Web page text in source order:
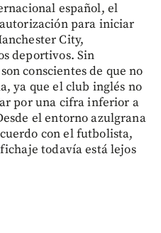
español, el
para iniciar
City,
deportivos. Sin
conscientes de que no
ya que el club inglés no
por una cifra inferior a
el entorno azulgrana
con el futbolista,
todavía está lejos